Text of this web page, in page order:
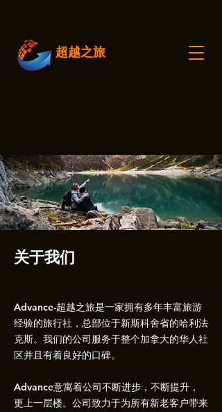
超越之旅
关于我们
Advance-超越之旅是一家拥有多年丰富旅游
经验的旅行社，总部位于新斯科舍省的哈利法
克斯。我们的公司服务于整个加拿大的华人社
区并且有着良好的口碑。
Advance意寓着公司不断进步，不断提升，
更上一层楼。公司致力于为所有新老客户带来